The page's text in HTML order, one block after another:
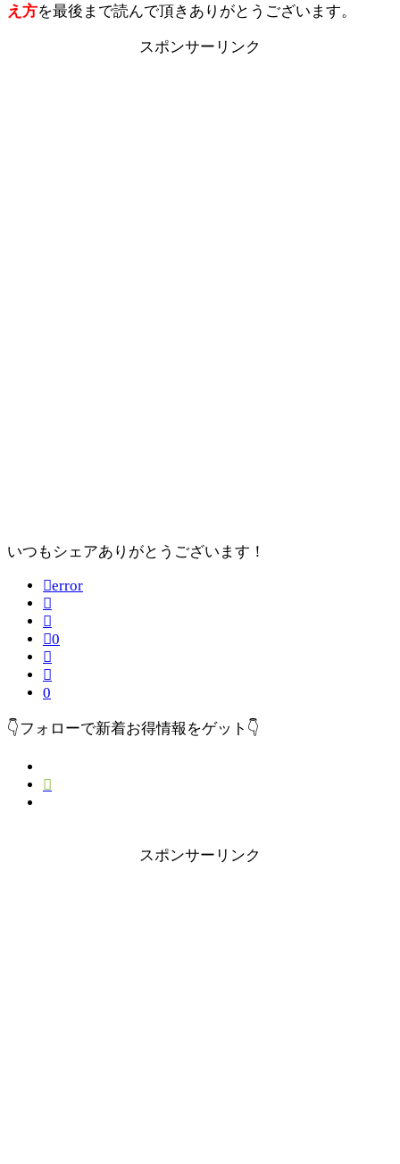
え方を最後まで読んで頂きありがとうございます。
スポンサーリンク
いつもシェアありがとうございます！
error
0
0
👇フォローで新着お得情報をゲット👇
スポンサーリンク